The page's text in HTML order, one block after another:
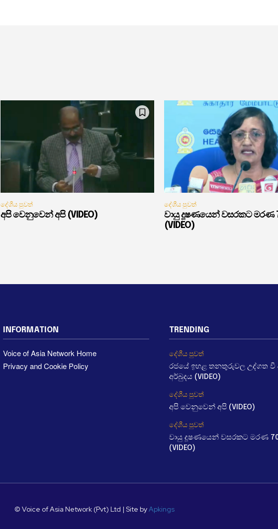
දේශීය පුවත්
අපි වෙනුවෙන් අපි (VIDEO)
දේශීය පුවත්
වායු දූෂණයෙන් වසරකට මරණ
(VIDEO)
INFORMATION
Voice of Asia Network Home
Privacy and Cookie Policy
TRENDING
දේශීය පුවත්
රජයේ ඉහළ තනතුරුවල උද්ගත වී
අර්බුදය (VIDEO)
දේශීය පුවත්
අපි වෙනුවෙන් අපි (VIDEO)
දේශීය පුවත්
වායු දූෂණයෙන් වසරකට මරණ
(VIDEO)
© Voice of Asia Network (Pvt) Ltd | Site byApkings